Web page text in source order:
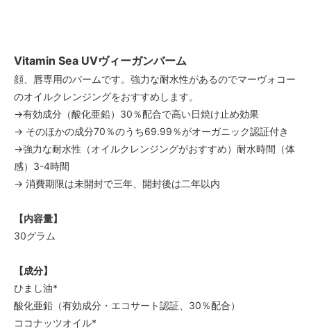
Vitamin Sea UVヴィーガンバーム
顔、唇専用のバームです。強力な耐水性があるのでマーヴォコー
のオイルクレンジングをおすすめします。
→有効成分（酸化亜鉛）30％配合で高い日焼け止め効果
→ そのほかの成分70％のうち69.99％がオーガニック認証付き
→強力な耐水性（オイルクレンジングがおすすめ）耐水時間（体
感）3-4時間
→ 消費期限は未開封で三年、開封後は二年以内
【内容量】
30グラム
【成分】
ひまし油*
酸化亜鉛（有効成分・エコサート認証、30％配合）
ココナッツオイル*